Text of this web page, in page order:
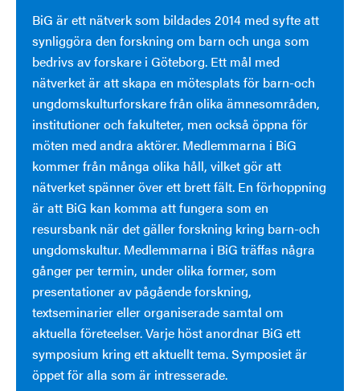
BiG är ett nätverk som bildades 2014 med syfte att
synliggöra den forskning om barn och unga som
bedrivs av forskare i Göteborg. Ett mål med
nätverket är att skapa en mötesplats för barn-och
ungdomskulturforskare från olika ämnesområden,
institutioner och fakulteter, men också öppna för
möten med andra aktörer. Medlemmarna i BiG
kommer från många olika håll, vilket gör att
nätverket spänner över ett brett fält. En förhoppning
är att BiG kan komma att fungera som en
resursbank när det gäller forskning kring barn-och
ungdomskultur. Medlemmarna i BiG träffas några
gånger per termin, under olika former, som
presentationer av pågående forskning,
textseminarier eller organiserade samtal om
aktuella företeelser. Varje höst anordnar BiG ett
symposium kring ett aktuellt tema. Symposiet är
öppet för alla som är intresserade.